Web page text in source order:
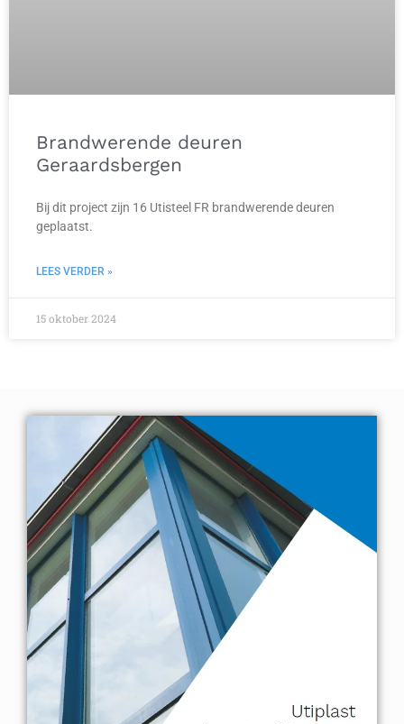
Brandwerende deuren
Geraardsbergen
Bij dit project zijn 16 Utisteel FR brandwerende deuren
geplaatst.
LEES VERDER »
15 oktober 2024